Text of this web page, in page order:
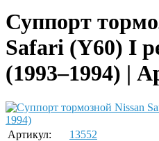
Суппорт
Safari (Y60) I
(1993–1994) |
Артикул:
13552